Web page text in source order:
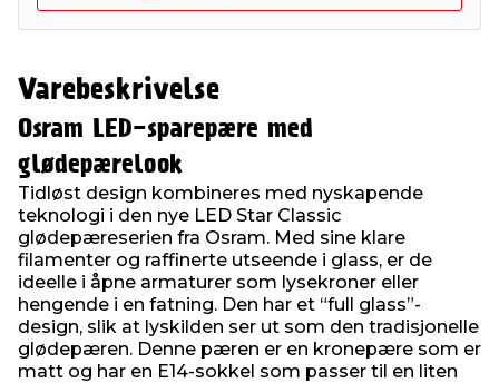
Varebeskrivelse
Osram LED-sparepære med
glødepærelook
Tidløst design kombineres med nyskapende
teknologi i den nye LED Star Classic
glødepæreserien fra Osram. Med sine klare
filamenter og raffinerte utseende i glass, er de
ideelle i åpne armaturer som lysekroner eller
hengende i en fatning. Den har et “full glass”-
design, slik at lyskilden ser ut som den tradisjonelle
glødepæren. Denne pæren er en kronepære som er
matt og har en E14-sokkel som passer til en liten